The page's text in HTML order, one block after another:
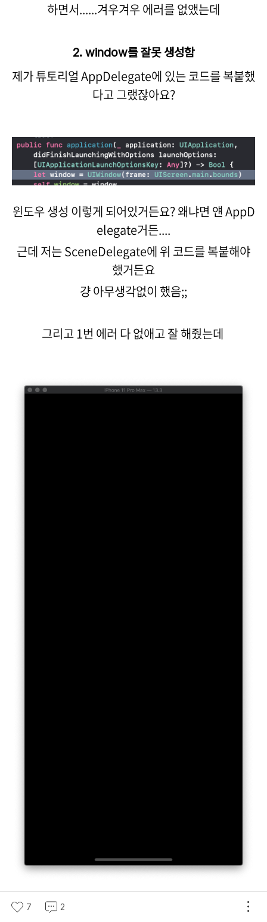
하면서......겨우겨우 에러를 없앴는데
2. window를 잘못 생성함
제가 튜토리얼 AppDelegate에 있는 코드를 복붙했
다고 그랬잖아요?
윈도우 생성 이렇게 되어있거든요? 왜냐면 얜 AppD
elegate거든....
근데 저는 SceneDelegate에 위 코드를 복붙해야
했거든요
걍 아무생각없이 했음;;
그리고 1번 에러 다 없애고 잘 해줬는데
이 화면이 뜨는거에요. 저는 첨에
7 2